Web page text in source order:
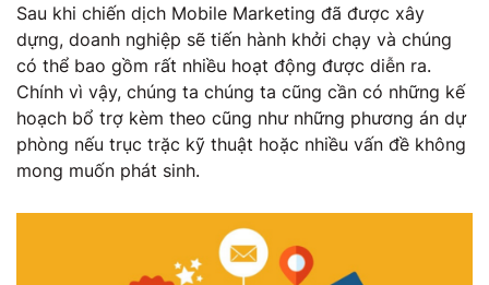
Sau khi chiến dịch Mobile Marketing đã được xây
dựng, doanh nghiệp sẽ tiến hành khởi chạy và chúng
có thể bao gồm rất nhiều hoạt động được diễn ra.
Chính vì vậy, chúng ta chúng ta cũng cần có những kế
hoạch bổ trợ kèm theo cũng như những phương án dự
phòng nếu trục trặc kỹ thuật hoặc nhiều vấn đề không
mong muốn phát sinh.